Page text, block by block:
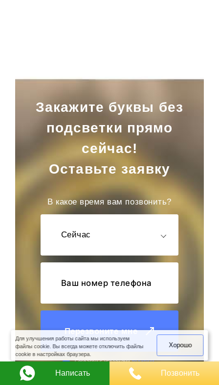
Закажите буквы без
подсветки прямо
сейчас!
Оставьте заявку
В какое время вам позвонить?
Сейчас
Перезвоните мне
Cогласен с условиямиполитики
конфиденциальности данных
Для улучшения работы сайта мы используем
файлы cookie. Вы всегда можете отключить файлы
cookie в настройках браузера.
Хорошо
Написать Позвонить